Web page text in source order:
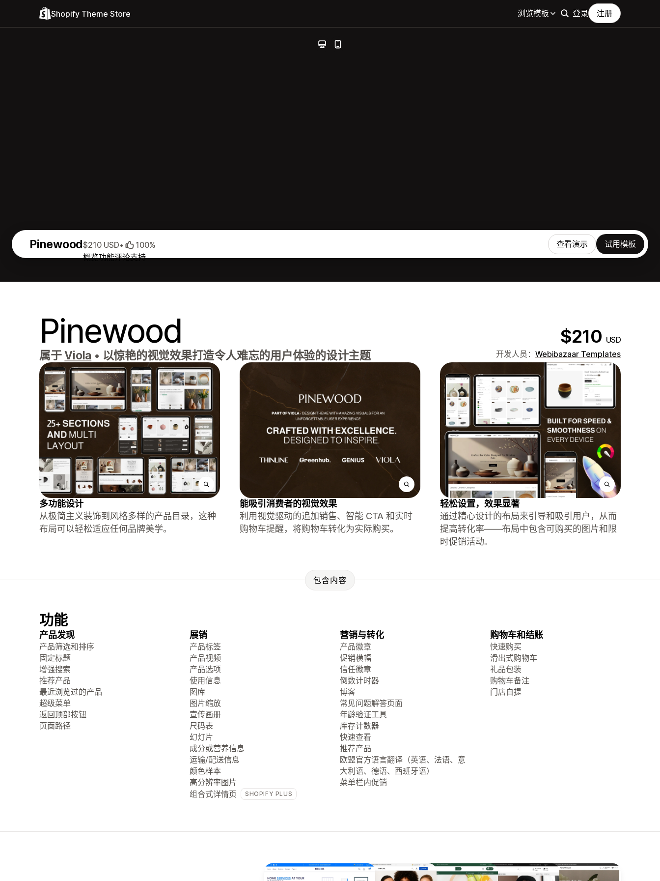
Shopify Theme Store 浏览模板 登录 注册
Pinewood
概览功能评论支持
$210 USD• 100% 查看演示 试用模板
Pinewood $210 USD
属于Viola • 以惊艳的视觉效果打造令人难忘的用户体验的设计主题 开发人员： Webibazaar Templates
多功能设计
从极简主义装饰到风格多样的产品目录，这种
布局可以轻松适应任何品牌美学。
能吸引消费者的视觉效果
利用视觉驱动的追加销售、智能 CTA 和实时
购物车提醒，将购物车转化为实际购买。
轻松设置，效果显著
通过精心设计的布局来引导和吸引用户，从而
提高转化率——布局中包含可购买的图片和限
时促销活动。
包含内容
功能
产品发现
产品筛选和排序
固定标题
增强搜索
推荐产品
最近浏览过的产品
超级菜单
返回顶部按钮
页面路径
展销
产品标签
产品视频
产品选项
使用信息
图库
图片缩放
宣传画册
尺码表
幻灯片
成分或营养信息
运输/配送信息
颜色样本
高分辨率图片
组合式详情页
SHOPIFY PLUS
营销与转化
产品徽章
促销横幅
信任徽章
倒数计时器
博客
常见问题解答页面
年龄验证工具
库存计数器
快速查看
推荐产品
欧盟官方语言翻译（英语、法语、意
大利语、德语、西班牙语）
菜单栏内促销
购物车和结账
快速购买
滑出式购物车
礼品包装
购物车备注
门店自提